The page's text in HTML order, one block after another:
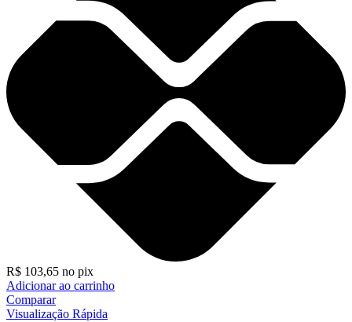
R$ 103,65 no pix
Adicionar ao carrinho
Comparar
Visualização Rápida